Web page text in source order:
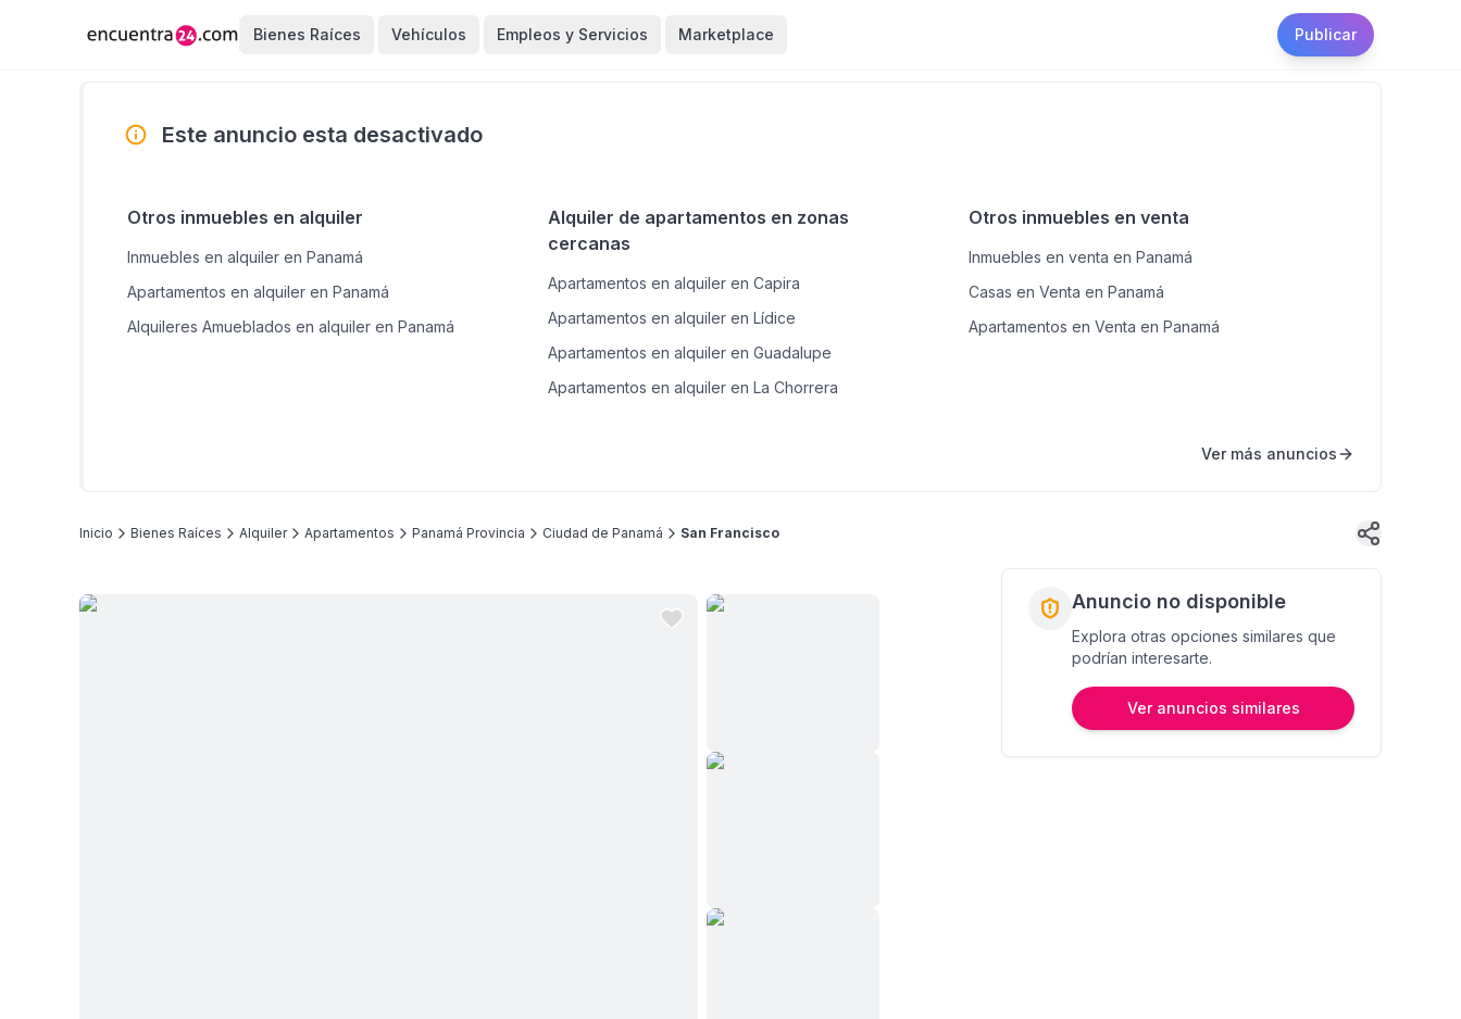
Bienes Raíces Vehículos Empleos y Servicios Marketplace Publicar
Este anuncio esta desactivado
Otros inmuebles en alquiler
Inmuebles en alquiler en Panamá
Apartamentos en alquiler en Panamá
Alquileres Amueblados en alquiler en Panamá
Alquiler de apartamentos en zonas
cercanas
Apartamentos en alquiler en Capira
Apartamentos en alquiler en Lídice
Apartamentos en alquiler en Guadalupe
Apartamentos en alquiler en La Chorrera
Otros inmuebles en venta
Inmuebles en venta en Panamá
Casas en Venta en Panamá
Apartamentos en Venta en Panamá
Ver más anuncios
Inicio Bienes Raíces Alquiler Apartamentos Panamá Provincia Ciudad de Panamá San Francisco
Anuncio no disponible
Explora otras opciones similares que
podrían interesarte.
Ver anuncios similares